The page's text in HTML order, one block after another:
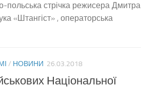
польська стрічка режисера Дмитра
«Штангіст» , операторська
/ НОВИНИ 26.03.2018
Національної